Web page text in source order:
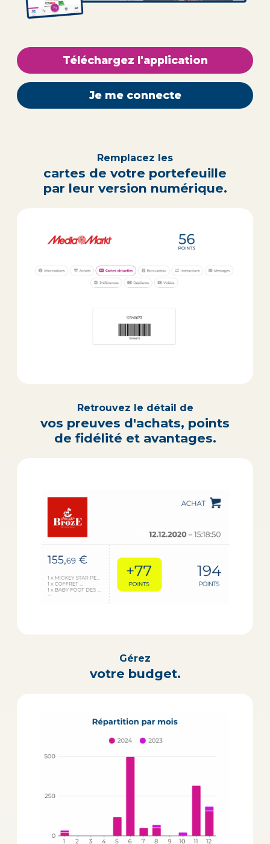
Téléchargez l'application
Je me connecte
Remplacez les
cartes de votre portefeuille
par leur version numérique.
Retrouvez le détail de
vos preuves d'achats, points
de fidélité et avantages.
Gérez
votre budget.